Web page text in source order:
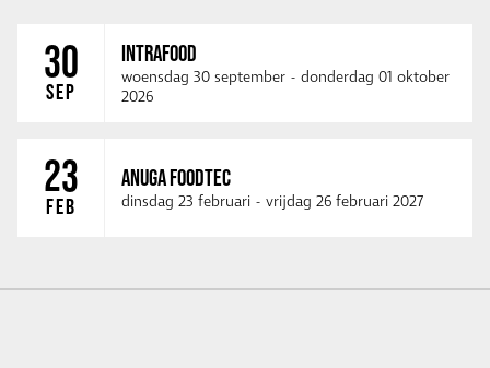
30
SEP
INTRAFOOD
woensdag 30 september - donderdag 01 oktober
2026
23
FEB
ANUGA FOODTEC
dinsdag 23 februari - vrijdag 26 februari 2027